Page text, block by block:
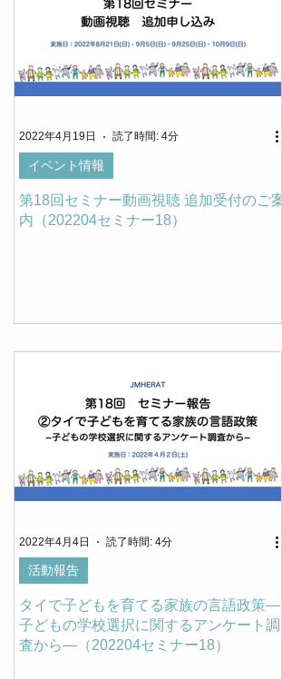
研究の紹介 参考文献 コラム
第18回セミナー動画視聴 追加受付のご案
内（202204セミナー18）
イベント情報
2022年4月19日 読了時間: 4分
タイで子どもを育てる家族の言語政策―
子どもの学校選択に関するアンケート調
査から―（202204セミナー18）
活動報告
2022年4月4日 読了時間: 4分